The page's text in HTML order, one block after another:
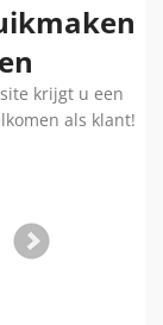
krijgt u een
als klant!